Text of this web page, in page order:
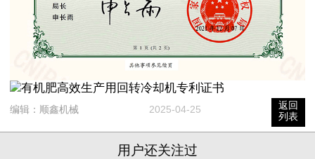
编辑： 顺鑫机械 2025-04-25
返回
列表
用户还关注过